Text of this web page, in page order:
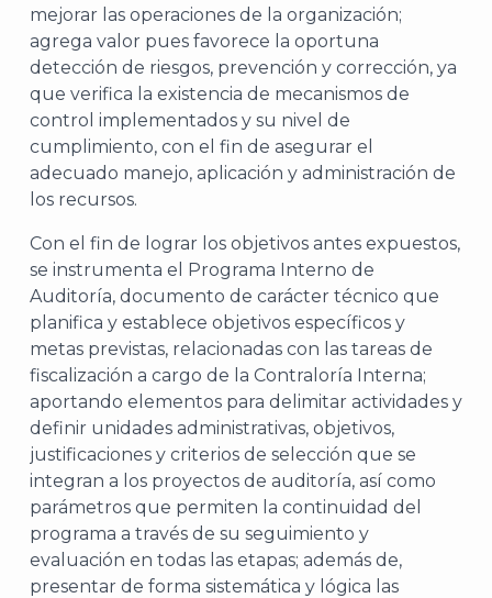
mejorar las operaciones de la organización;
agrega valor pues favorece la oportuna
detección de riesgos, prevención y corrección, ya
que verifica la existencia de mecanismos de
control implementados y su nivel de
cumplimiento, con el fin de asegurar el
adecuado manejo, aplicación y administración de
los recursos.
Con el fin de lograr los objetivos antes expuestos,
se instrumenta el Programa Interno de
Auditoría, documento de carácter técnico que
planifica y establece objetivos específicos y
metas previstas, relacionadas con las tareas de
fiscalización a cargo de la Contraloría Interna;
aportando elementos para delimitar actividades y
definir unidades administrativas, objetivos,
justificaciones y criterios de selección que se
integran a los proyectos de auditoría, así como
parámetros que permiten la continuidad del
programa a través de su seguimiento y
evaluación en todas las etapas; además de,
presentar de forma sistemática y lógica las